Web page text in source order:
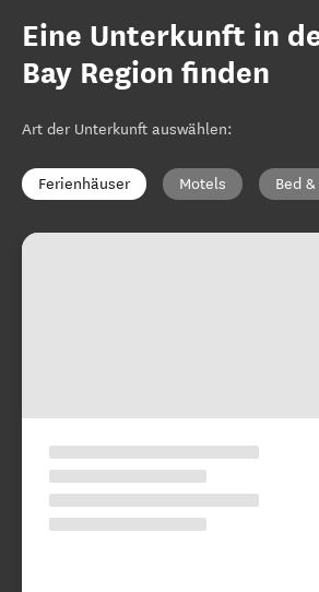
Eine Unterkunft in
Bay Region finden
Art der Unterkunft auswählen:
Ferienhäuser Motels Bed